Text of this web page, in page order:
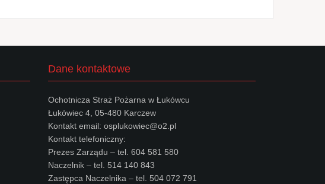
Dane kontaktowe
Ochotnicza Straż Pożarna w Łukówcu
Łukówiec 4, 05-480 Karczew
Kontakt email: osplukowiec@o2.pl
Kontakt telefoniczny:
Prezes Zarządu – tel. 604 581 580
Naczelnik – tel. 514 140 843
Zastępca Naczelnika – tel. 504 072 791